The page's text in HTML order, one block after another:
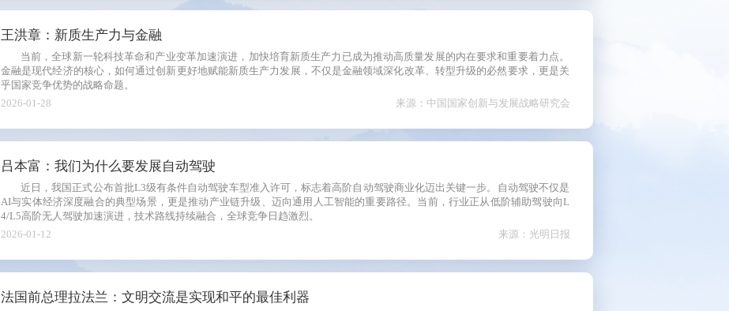
王洪章：新质生产力与金融
当前，全球新一轮科技革命和产业变革加速演进，加快培育新质生产力已成为推动高质量发展的内在要求和重要着力点。
金融是现代经济的核心，如何通过创新更好地赋能新质生产力发展，不仅是金融领域深化改革、转型升级的必然要求，更是关
乎国家竞争优势的战略命题。
2026-01-28
来源：中国国家创新与发展战略研究会
吕本富：我们为什么要发展自动驾驶
近日，我国正式公布首批L3级有条件自动驾驶车型准入许可，标志着高阶自动驾驶商业化迈出关键一步。自动驾驶不仅是
AI与实体经济深度融合的典型场景，更是推动产业链升级、迈向通用人工智能的重要路径。当前，行业正从低阶辅助驾驶向L
4/L5高阶无人驾驶加速演进，技术路线持续融合，全球竞争日趋激烈。
2026-01-12
来源：光明日报
法国前总理拉法兰：文明交流是实现和平的最佳利器